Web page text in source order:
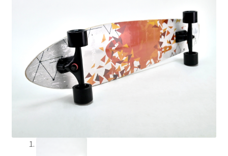
Услови за користење